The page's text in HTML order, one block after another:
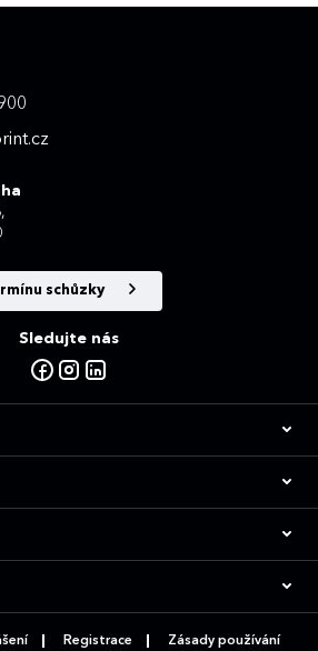
schůzky
Sledujte nás
Registrace Zásady používání